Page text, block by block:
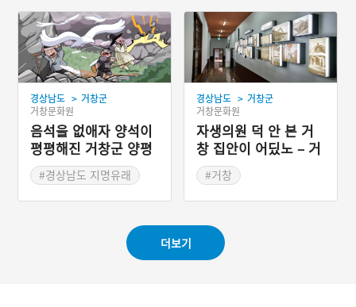
경상남도 > 거창군
거창문화원
음석을 없애자 양석이
평평해진 거창군 양평
리#경상남도 지명유래
경상남도 > 거창군
거창문화원
자생의원 덕 안 본 거
창 집안이 어딨노 – 거
창 구 자생의원
#거창
더보기